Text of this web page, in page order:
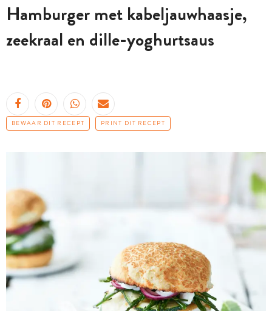
Hamburger met kabeljauwhaasje,
zeekraal en dille-yoghurtsaus
BEWAAR DIT RECEPT PRINT DIT RECEPT